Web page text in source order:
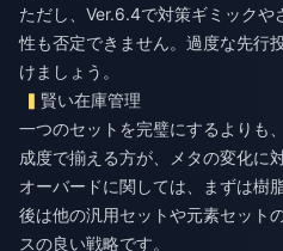
ただし、Ver.6.4で対策ギミック
性も否定できません。過度な先行
けましょう。
賢い在庫管理
一つのセットを完璧にするよりも
成度で揃える方が、メタの変化に
オーバードに関しては、まずは樹
後は他の汎用セットや元素セット
スの良い戦略です。